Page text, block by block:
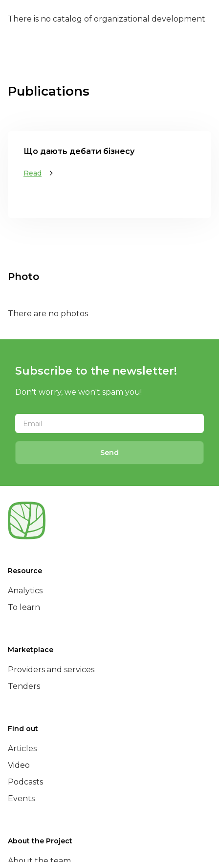
There is no catalog of organizational development
Publications
Що дають дебати бізнесу
Read
Photo
There are no photos
Subscribe to the newsletter!
Don't worry, we won't spam you!
Send
Resource
Analytics
To learn
Marketplace
Providers and services
Tenders
Find out
Articles
Video
Podcasts
Events
About the Project